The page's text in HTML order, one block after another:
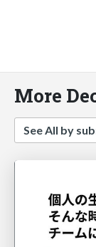
More
See All by